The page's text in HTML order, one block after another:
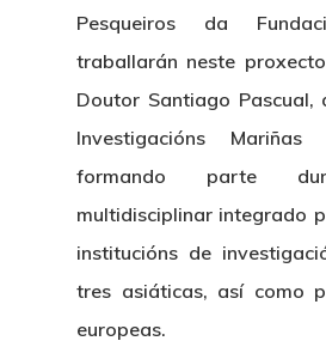
Pesqueiros da
traballarán neste
Doutor Santiago
Investigacións
formando parte
multidisciplinar integrado
institucións de
tres asiáticas, así como
europeas.